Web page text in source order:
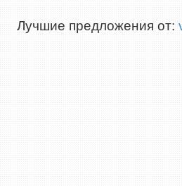
Лучшие предложения от: